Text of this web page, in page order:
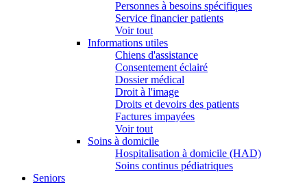
Personnes à besoins spécifiques
Service financier patients
Voir tout
Informations utiles
Chiens d'assistance
Consentement éclairé
Dossier médical
Droit à l'image
Droits et devoirs des patients
Factures impayées
Voir tout
Soins à domicile
Hospitalisation à domicile (HAD)
Soins continus pédiatriques
Seniors